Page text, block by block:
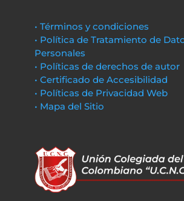
• Términos y condiciones
• Política de Tratamiento de
Personales
• Políticas de derechos de autor
• Certificado de Accesibilidad
• Políticas de Privacidad Web
• Mapa del Sitio